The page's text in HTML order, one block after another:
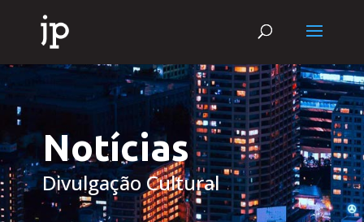
Notícias
Divulgação Cultural